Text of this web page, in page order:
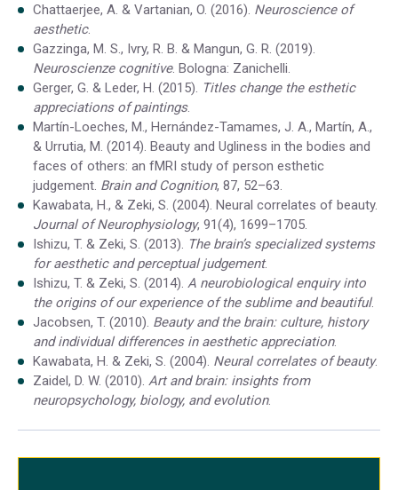
Chattaerjee, A. & Vartanian, O. (2016). Neuroscience of
aesthetic.
Gazzinga, M. S., Ivry, R. B. & Mangun, G. R. (2019).
Neuroscienze cognitive. Bologna: Zanichelli.
Gerger, G. & Leder, H. (2015). Titles change the esthetic
appreciations of paintings.
Martín-Loeches, M., Hernández-Tamames, J. A., Martín, A.,
& Urrutia, M. (2014). Beauty and Ugliness in the bodies and
faces of others: an fMRI study of person esthetic
judgement. Brain and Cognition, 87, 52–63.
Kawabata, H., & Zeki, S. (2004). Neural correlates of beauty.
Journal of Neurophysiology, 91(4), 1699–1705.
Ishizu, T. & Zeki, S. (2013). The brain’s specialized systems
for aesthetic and perceptual judgement.
Ishizu, T. & Zeki, S. (2014). A neurobiological enquiry into
the origins of our experience of the sublime and beautiful.
Jacobsen, T. (2010). Beauty and the brain: culture, history
and individual differences in aesthetic appreciation.
Kawabata, H. & Zeki, S. (2004). Neural correlates of beauty.
Zaidel, D. W. (2010). Art and brain: insights from
neuropsychology, biology, and evolution.